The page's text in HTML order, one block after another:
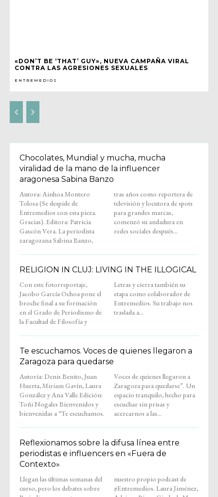
«DON’T BE ‘THAT’ GUY», NUEVA CAMPAÑA VIRAL
CONTRA LAS AGRESIONES SEXUALES
ENTREMEDIOS
Chocolates, Mundial y mucha, mucha
viralidad de la mano de la influencer
aragonesa Sabina Banzo
Autora: Ainhoa Montero
Tolosa (Se despide de
Entremedios con esta pieza.
Gracias). Editora: Patricia
Gascón Vera. La periodista
zaragozana Sabina Banzo,
tras años como reportera de
televisión y locutora de spots
para grandes marcas,
comenzó su andadura en
redes sociales después...
RELIGION IN CLUJ: LIVING IN THE ILLOGICAL
Con este fotorreportaje,
Jacobo García Ochoa pone el
broche final a su formación
en el Grado de Periodismo de
la Facultad de Filosofía y
Letras y cierra también su
etapa como colaborador de
Entremedios. Su trabajo nos
traslada a...
Te escuchamos. Voces de quienes llegaron a
Zaragoza para quedarse
Autoría: Denis Benito, Juan
Huerta, Miriam Gavín, Laura
González y Ana Valle Edición:
Toñi Nogales Bienvenidos y
bienvenidas a “Te escuchamos.
Voces de quienes llegaron a
Zaragoza para quedarse”. Un
espacio tranquilo, hecho para
escuchar sin prisas y
acercarnos a las...
Reflexionamos sobre la difusa línea entre
periodistas e influencers en «Fuera de
Contexto»
Llegan las últimas semanas del
curso, pero los debates sobre
nuestro propio podcast de
#Entremedios. Laura Jiménez,